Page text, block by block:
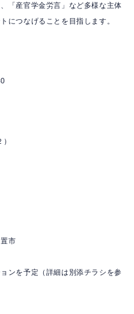
「産官学金労言」など多様な主体
につなげることを目指します。
市
予定（詳細は別添チラシを参